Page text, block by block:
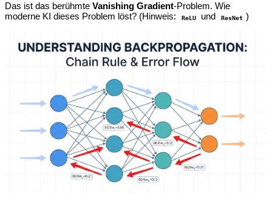
Das ist das berühmte Vanishing Gradient-Problem. Wie
moderne KI dieses Problem löst? (Hinweis:
ReLU und ResNet )